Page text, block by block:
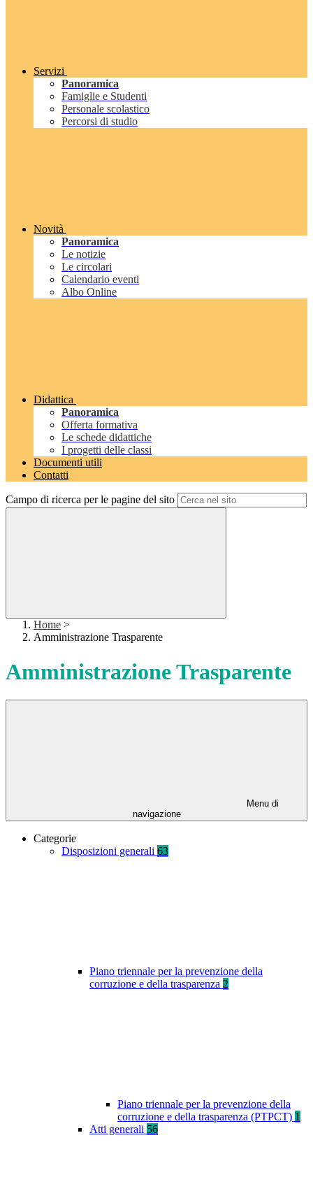
Servizi
Panoramica
Famiglie e Studenti
Personale scolastico
Percorsi di studio
Novità
Panoramica
Le notizie
Le circolari
Calendario eventi
Albo Online
Didattica
Panoramica
Offerta formativa
Le schede didattiche
I progetti delle classi
Documenti utili
Contatti
Campo di ricerca per le pagine del sito
Home >
Amministrazione Trasparente
Amministrazione Trasparente
Menu di
navigazione
Categorie
Disposizioni generali 63
Piano triennale per la prevenzione della
corruzione e della trasparenza 2
Piano triennale per la prevenzione della
corruzione e della trasparenza (PTPCT) 1
Atti generali 56